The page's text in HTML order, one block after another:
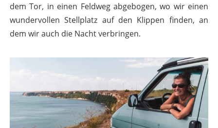
dem Tor, in einen Feldweg abgebogen, wo wir einen
wundervollen Stellplatz auf den Klippen finden, an
dem wir auch die Nacht verbringen.